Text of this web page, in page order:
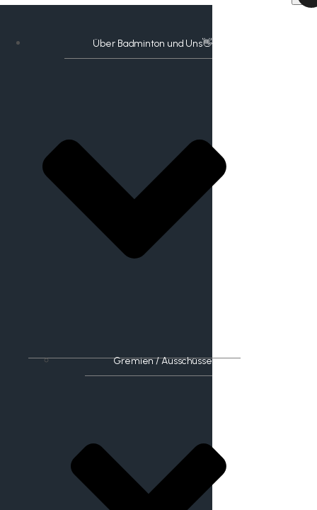
Über Badminton und Uns👋
Gremien / Ausschüsse